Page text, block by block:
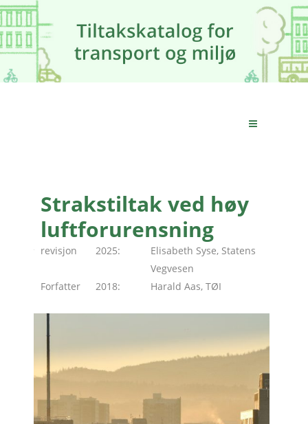
Strakstiltak ved høy
luftforurensning
revisjon 2025:
Elisabeth Syse, Statens
Vegvesen
Forfatter
2018: Harald Aas, TØI